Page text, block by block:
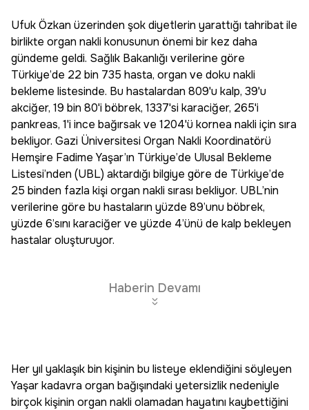
Ufuk Özkan üzerinden şok diyetlerin yarattığı tahribat ile
birlikte organ nakli konusunun önemi bir kez daha
gündeme geldi. Sağlık Bakanlığı verilerine göre
Türkiye’de 22 bin 735 hasta, organ ve doku nakli
bekleme listesinde. Bu hastalardan 809'u kalp, 39'u
akciğer, 19 bin 80'i böbrek, 1337'si karaciğer, 265'i
pankreas, 1'i ince bağırsak ve 1204'ü kornea nakli için sıra
bekliyor. Gazi Üniversitesi Organ Nakli Koordinatörü
Hemşire Fadime Yaşar’ın Türkiye’de Ulusal Bekleme
Listesi’nden (UBL) aktardığı bilgiye göre de Türkiye’de
25 binden fazla kişi organ nakli sırası bekliyor. UBL’nin
verilerine göre bu hastaların yüzde 89’unu böbrek,
yüzde 6’sını karaciğer ve yüzde 4’ünü de kalp bekleyen
hastalar oluşturuyor.
Haberin Devamı
Her yıl yaklaşık bin kişinin bu listeye eklendiğini söyleyen
Yaşar kadavra organ bağışındaki yetersizlik nedeniyle
birçok kişinin organ nakli olamadan hayatını kaybettiğini